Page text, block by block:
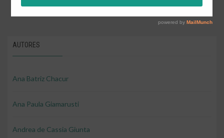
AUTORES
Ana Batriz Chacur
Ana Paula Giamarusti
Andrea de Cassia Giunta